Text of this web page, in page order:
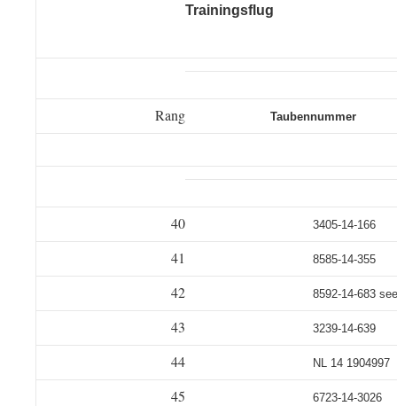
Trainingsflug
Rang Taubennummer
40 3405-14-166
41 8585-14-355
42 8592-14-683
43 3239-14-639
44 NL 14 1904997
45 6723-14-3026